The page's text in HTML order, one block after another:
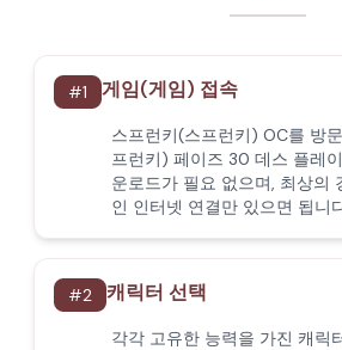
#1 게임(게임) 접속
스프런키(스프런키) OC를 방
프런키) 페이즈 30 데스 플레
운로드가 필요 없으며, 최상의
인 인터넷 연결만 있으면 됩니
#2 캐릭터 선택
각각 고유한 능력을 가진 캐릭